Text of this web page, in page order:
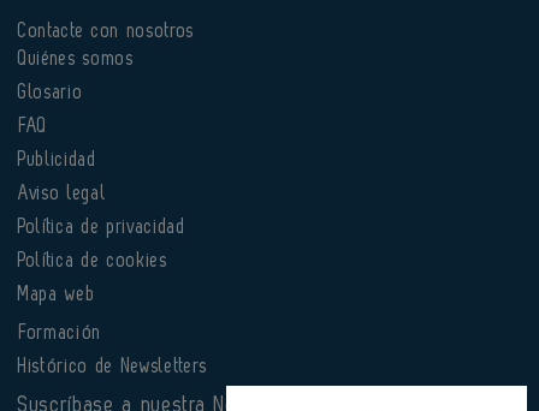
Contacte con nosotros
Quiénes somos
Glosario
FAQ
Publicidad
Aviso legal
Política de privacidad
Política de cookies
Mapa web
Formación
Histórico de Newsletters
Suscríbase a nuestra Newsletter